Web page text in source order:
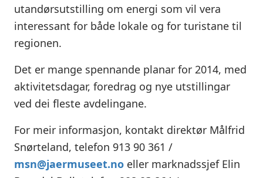
utandørsutstilling om energi som vil vera
interessant for både lokale og for turistane til
regionen.
Det er mange spennande planar for 2014, med
aktivitetsdagar, foredrag og nye utstillingar
ved dei fleste avdelingane.
For meir informasjon, kontakt direktør Målfrid
Snørteland, telefon 913 90 361 /
msn@jaermuseet.no eller marknadssjef Elin